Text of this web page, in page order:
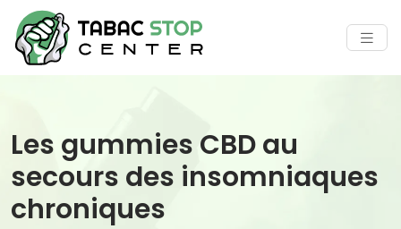
Les gummies CBD au
secours des insomniaques
chroniques